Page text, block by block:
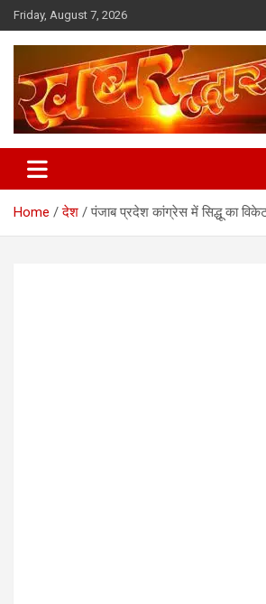
Skip
to
content
Friday, August 7, 2026
Khabar Dwar
Home देश पंजाब प्रदेश कांग्रेस में सिद्धू का